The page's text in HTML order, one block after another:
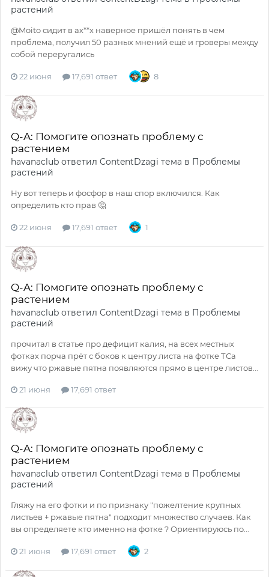
растений
@Moito сидит в ах**х наверное пришёл понять в чем
проблема, получил 50 разных мнений ещё и гроверы между
собой переругались
22 июня 17,691 ответ 8
Q-A: Помогите опознать проблему с
растением
havanaclub ответил ContentDzagi тема в Проблемы
растений
Ну вот теперь и фосфор в наш спор включился. Как
определить кто прав 🤔
22 июня 17,691 ответ 1
Q-A: Помогите опознать проблему с
растением
havanaclub ответил ContentDzagi тема в Проблемы
растений
прочитал в статье про дефицит калия, на всех местных
фотках порча прёт с боков к центру листа на фотке ТСа
вижу что ржавые пятна появляются прямо в центре листов...
21 июня 17,691 ответ
Q-A: Помогите опознать проблему с
растением
havanaclub ответил ContentDzagi тема в Проблемы
растений
Гляжу на его фотки и по признаку "пожелтение крупных
листьев + ржавые пятна" подходит множество случаев. Как
вы определяете кто именно на фотке ? Ориентируюсь по...
21 июня 17,691 ответ 2